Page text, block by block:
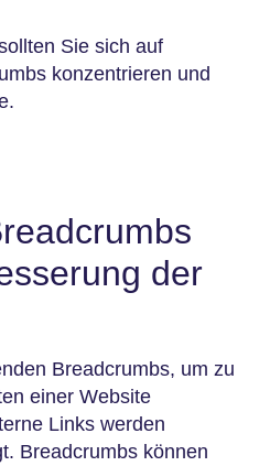
Sie sich auf
konzentrieren und
der
Breadcrumbs, um zu
einer Website
Links werden
Breadcrumbs können